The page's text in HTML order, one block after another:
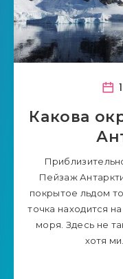
Какова
Пейзаж
покрытое льдом
точка находится
моря. Здесь не
хотя